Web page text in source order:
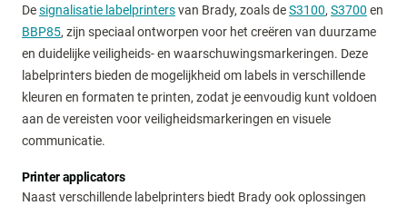
Designalisatie labelprintersvan Brady, zoals deS3100, S3700 en
BBP85, zijn speciaal ontworpen voor het creëren van duurzame
en duidelijke veiligheids- en waarschuwingsmarkeringen. Deze
labelprinters bieden de mogelijkheid om labels in verschillende
kleuren en formaten te printen, zodat je eenvoudig kunt voldoen
aan de vereisten voor veiligheidsmarkeringen en visuele
communicatie.
Printer applicators
Naast verschillende labelprinters biedt Brady ook oplossingen